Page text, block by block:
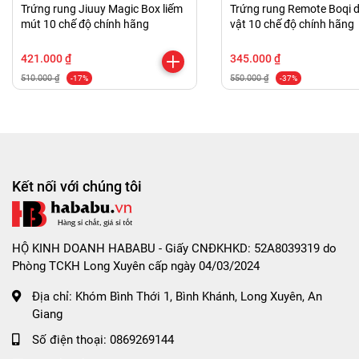
yếu bạn nên thay pin để tiếp tục sử dụng.
- Sau khi sử dụng xong nhớ lấy pin ra, không để pin
HƯỚNG DẪN BẢO QUẢN TRỨNG RUNG:
mát, tránh ánh nắng trực tiếp mặt trời. Để xa tầm tay
trẻ em.
CHÍNH SÁCH ĐỔI TRẢ - BẢO HÀNH:
- Sản phẩm bị lỗi do nhà sản xuất.
Trứng rung Jiuuy Magic Box liếm
mút 10 chế độ chính hãng
421.000 ₫
510.000 ₫ -17%
Trứng rung Remote Boqi
vật 10 chế độ chính hãng
345.000 ₫
550.000 ₫ -37%
Kết nối với chúng tôi
HỘ KINH DOANH HABABU - Giấy CNĐKHKD: 52A8039319 do
Phòng TCKH Long Xuyên cấp ngày 04/03/2024
Địa chỉ: Khóm Bình Thới 1, Bình Khánh, Long Xuyên, An
Giang
Số điện thoại: 0869269144